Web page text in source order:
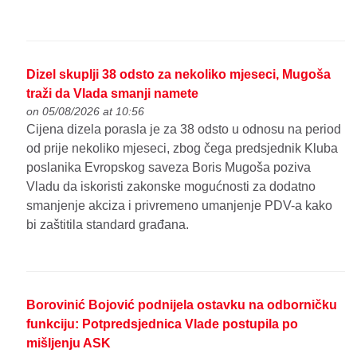
Dizel skuplji 38 odsto za nekoliko mjeseci, Mugoša
traži da Vlada smanji namete
on 05/08/2026 at 10:56
Cijena dizela porasla je za 38 odsto u odnosu na period
od prije nekoliko mjeseci, zbog čega predsjednik Kluba
poslanika Evropskog saveza Boris Mugoša poziva
Vladu da iskoristi zakonske mogućnosti za dodatno
smanjenje akciza i privremeno umanjenje PDV-a kako
bi zaštitila standard građana.
Borovinić Bojović podnijela ostavku na odborničku
funkciju: Potpredsjednica Vlade postupila po
mišljenju ASK